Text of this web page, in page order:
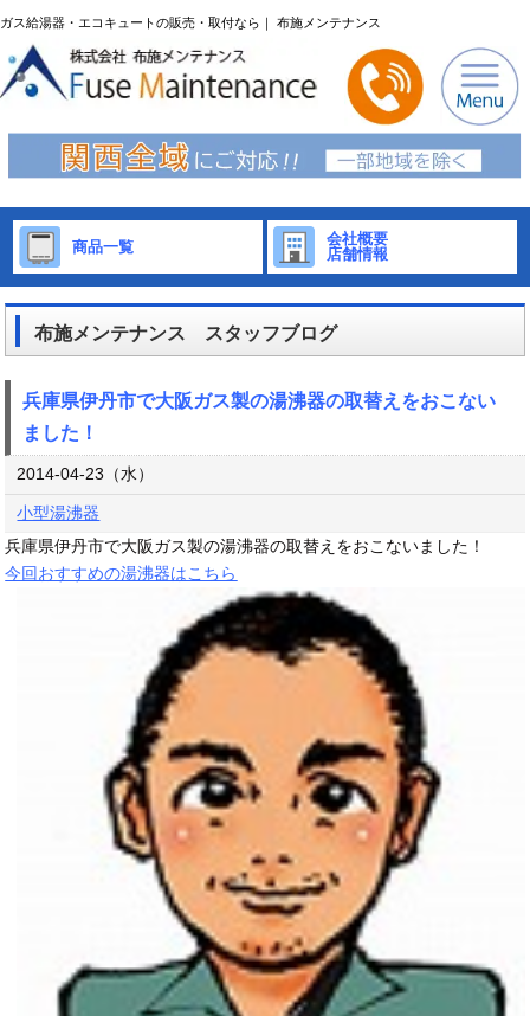
ガス給湯器・エコキュートの販売・取付なら｜ 布施メンテナンス
商品一覧
会社概要
店舗情報
布施メンテナンス スタッフブログ
兵庫県伊丹市で大阪ガス製の湯沸器の取替えをおこない
ました！
2014-04-23（水）
小型湯沸器
兵庫県伊丹市で大阪ガス製の湯沸器の取替えをおこないました！
今回おすすめの湯沸器はこちら